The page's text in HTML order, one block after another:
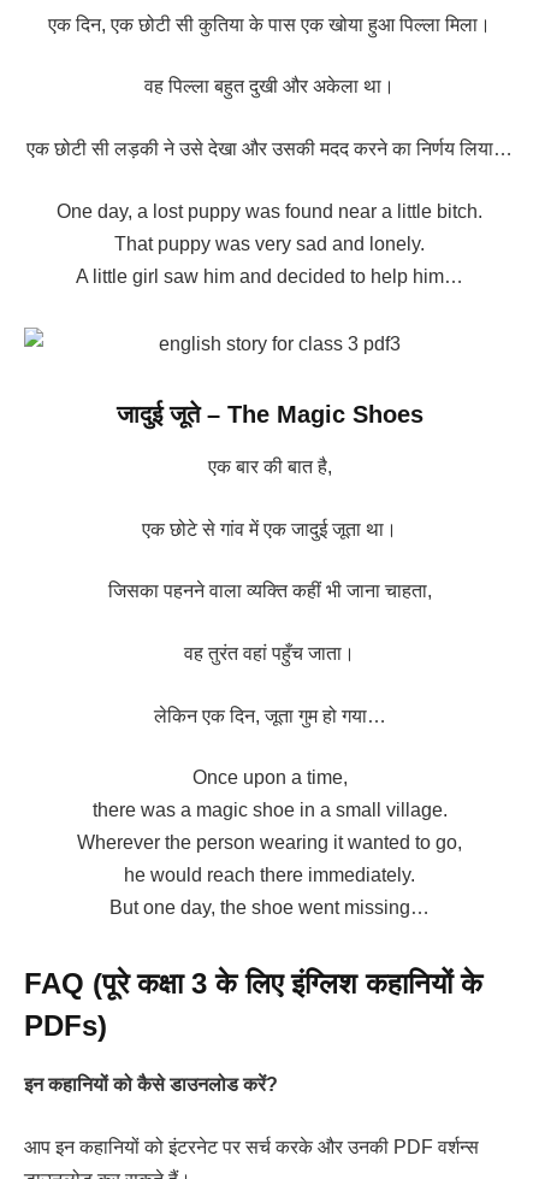
एक दिन, एक छोटी सी कुतिया के पास एक खोया हुआ पिल्ला मिला।
वह पिल्ला बहुत दुखी और अकेला था।
एक छोटी सी लड़की ने उसे देखा और उसकी मदद करने का निर्णय लिया…
One day, a lost puppy was found near a little bitch.
That puppy was very sad and lonely.
A little girl saw him and decided to help him…
जादुई जूते – The Magic Shoes
एक बार की बात है,
एक छोटे से गांव में एक जादुई जूता था।
जिसका पहनने वाला व्यक्ति कहीं भी जाना चाहता,
वह तुरंत वहां पहुँच जाता।
लेकिन एक दिन, जूता गुम हो गया…
Once upon a time,
there was a magic shoe in a small village.
Wherever the person wearing it wanted to go,
he would reach there immediately.
But one day, the shoe went missing…
FAQ (पूरे कक्षा 3 के लिए इंग्लिश कहानियों के
PDFs)
इन कहानियों को कैसे डाउनलोड करें?
आप इन कहानियों को इंटरनेट पर सर्च करके और उनकी PDF वर्शन्स